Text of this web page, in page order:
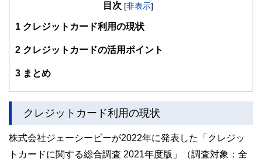
知識がない方でも理解できるようわかりやすく発信していま
得者を中心に「お金や暮らし」に関する書籍・雑誌の編集経
験者で構成され、企画立案から記事掲載まですべての工程に
ドバイザー、DCプランナー、公認会計士、社会保険労務
士、行政書士、投資アナリスト、キャリアコンサルタントな
かしく感じられる年金や税金、相続、保険、ローンなどの話
をわかりやすく発信している点です。
目次 [非表示]
1 クレジットカード利用の現状
2 クレジットカードの活用ポイント
3 まとめ
クレジットカード利用の現状
株式会社ジェーシービーが2022年に発表した「クレジッ
トカードに関する総合調査 2021年度版」（調査対象：全